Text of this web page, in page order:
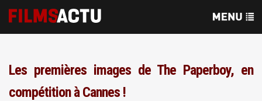
Les premières images de The Paperboy, en
compétition à Cannes !